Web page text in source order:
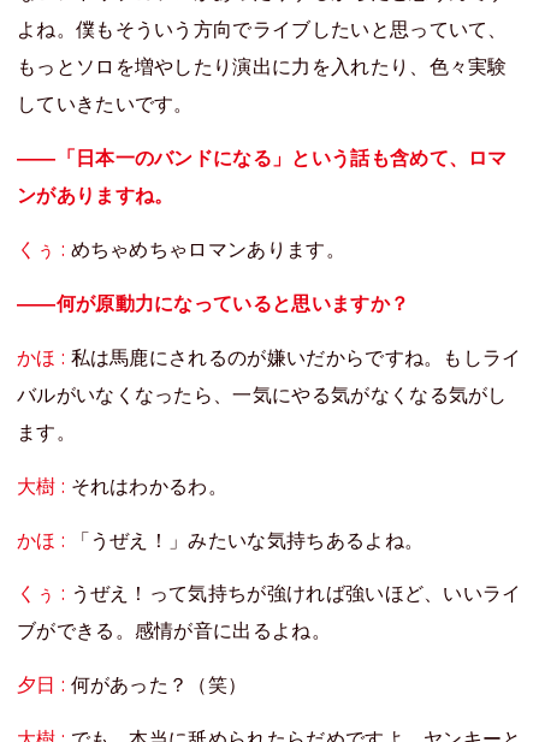
よね。僕もそういう方向でライブしたいと思っていて、
もっとソロを増やしたり演出に力を入れたり、色々実験
していきたいです。
――「日本一のバンドになる」という話も含めて、ロマ
ンがありますね。
くぅ : めちゃめちゃロマンあります。
――何が原動力になっていると思いますか？
かほ : 私は馬鹿にされるのが嫌いだからですね。もしライ
バルがいなくなったら、一気にやる気がなくなる気がし
ます。
大樹 : それはわかるわ。
かほ : 「うぜえ！」みたいな気持ちあるよね。
くぅ : うぜえ！って気持ちが強ければ強いほど、いいライ
ブができる。感情が音に出るよね。
夕日 : 何があった？（笑）